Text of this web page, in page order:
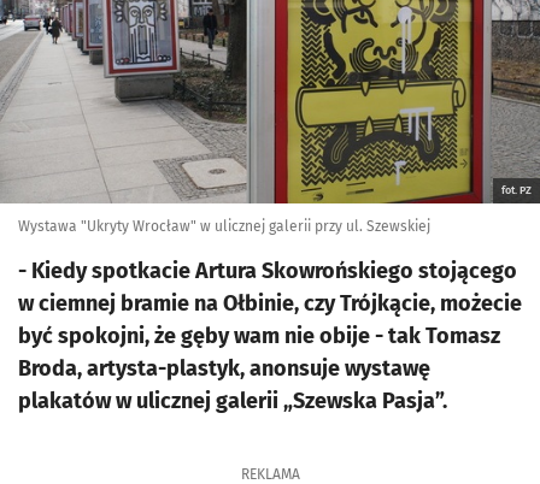
fot. PZ
Wystawa "Ukryty Wrocław" w ulicznej galerii przy ul. Szewskiej
- Kiedy spotkacie Artura Skowrońskiego stojącego
w ciemnej bramie na Ołbinie, czy Trójkącie, możecie
być spokojni, że gęby wam nie obije - tak Tomasz
Broda, artysta-plastyk, anonsuje wystawę
plakatów w ulicznej galerii „Szewska Pasja”.
REKLAMA